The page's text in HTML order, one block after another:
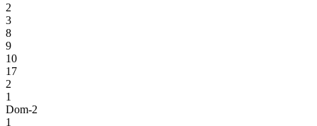
2
3
8
9
10
17
2
1
Dom-2
1